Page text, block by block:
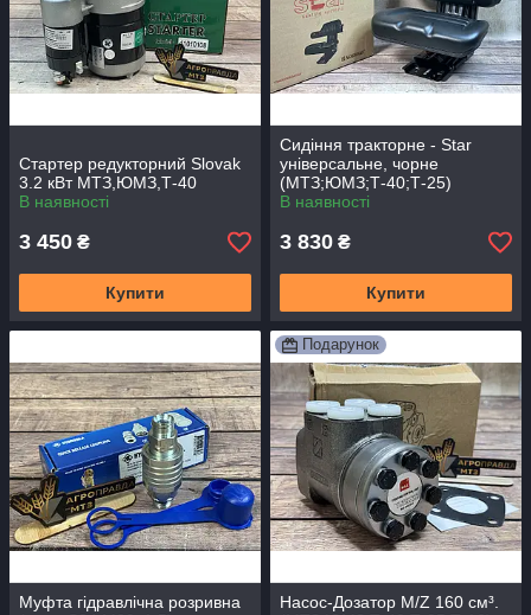
Стартер редукторний Slovak
3.2 кВт МТЗ,ЮМЗ,Т-40
В наявності
3 450 ₴
Купити
Сидіння тракторне - Star
універсальне, чорне
(МТЗ;ЮМЗ;Т-40;Т-25)
(Туреччина)
В наявності
3 830 ₴
Купити
Муфта гідравлічна розривна
Подарунок
Насос-Дозатор M/Z 160 см³.